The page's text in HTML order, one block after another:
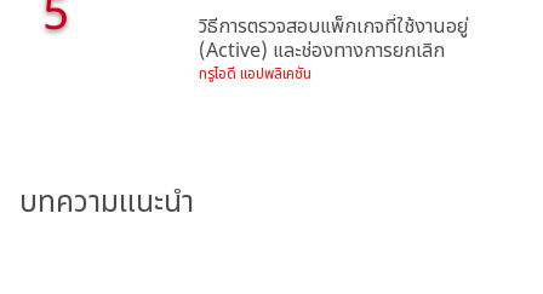
5
วิธีการตรวจสอบแพ็กเกจที่ใช้งานอยู่
(Active) และช่องทางการยกเลิก
ทรูไอดี แอปพลิเคชัน
บทความแนะนำ